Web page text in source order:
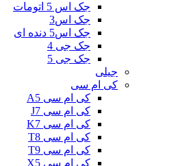
جک اس 5 اتومات
جک اس3
جک اس5 دنده ای
جک جی 4
جک جی 5
جیلی
کی ام سی
کی ام سی A5
کی ام سی J7
کی ام سی K7
کی ام سی T8
کی ام سی T9
کی ام سی X5